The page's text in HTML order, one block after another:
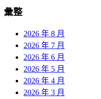
彙整
2026 年 8 月
2026 年 7 月
2026 年 6 月
2026 年 5 月
2026 年 4 月
2026 年 3 月